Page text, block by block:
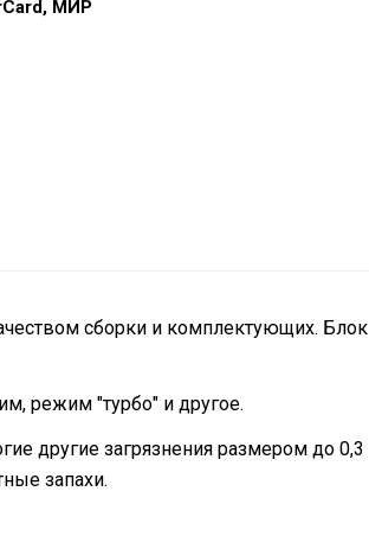
МИР
сборки и комплектующих. Блок
режим "турбо" и другое.
другие загрязнения размером до 0,3
запахи.